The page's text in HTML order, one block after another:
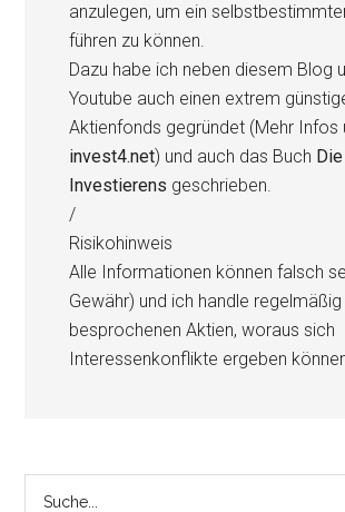
anzulegen, um ein
führen zu können.
Dazu habe ich neben diesem Blog
Youtube auch einen extrem
Aktienfonds gegründet (Mehr Infos
invest4.net) und auch das Buch
Investierens geschrieben.
/
Risikohinweis
Alle Informationen können falsch
Gewähr) und ich handle
besprochenen Aktien, woraus sich
Interessenkonflikte ergeben